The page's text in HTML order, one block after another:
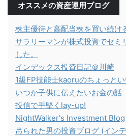
オススメの資産運用ブログ
株主優待と高配当株を買い続け
サラリーマンが株式投資でセミ
した。
インデックス投資日記＠川崎
1級FP技能士kaoruのちょっと
いつか子供に伝えたいお金の話
投信で手堅くlay-up!
NightWalker's Investment Blog
吊られた男の投資ブログ (イン